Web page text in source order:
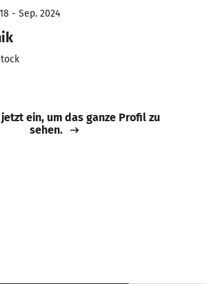
- Sep. 2024
jetzt ein, um das ganze Profil zu
sehen.